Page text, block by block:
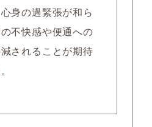
身の過緊張が和ら
不快感や便通への
されることが期待